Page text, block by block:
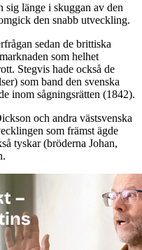
sig länge i skuggan av den
den snabb utveckling.
sedan de brittiska
som helhet
Stegvis hade också de
som band den svenska
inom sågningsrätten (1842).
och andra västsvenska
som främst ägde
tyskar (bröderna Johan,